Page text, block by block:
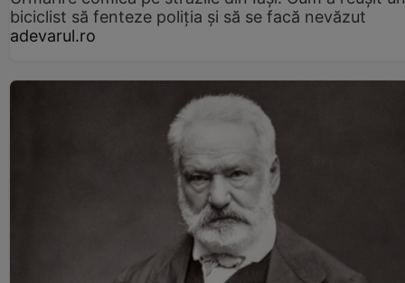
biciclist să fenteze poliția și să se facă nevăzut
adevarul.ro